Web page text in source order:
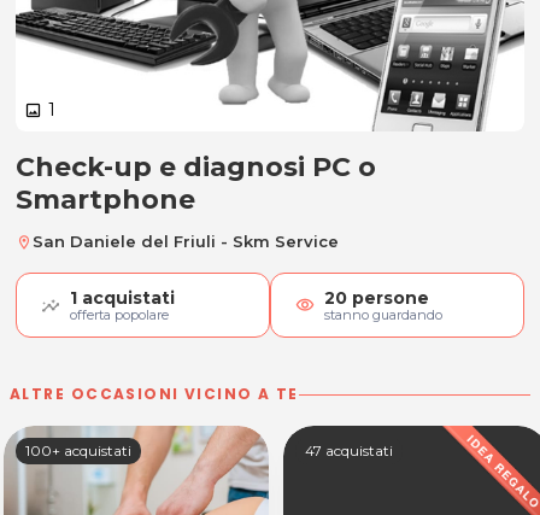
image 1
Check-up e diagnosi PC o
Check-up e diagnosi PC o
Smartphone
location_on San Daniele del Friuli - Skm Service
1 acquistati
offerta popolare visibility 20 persone
stanno guardando
ALTRE OCCASIONI VICINO A TE
100+ acquistati 47 acquistati